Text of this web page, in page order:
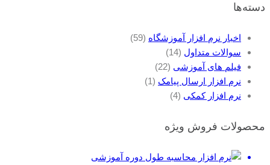
دسته‌ها
اخبار نرم افزار آموزشگاه (59)
سوالات متداول (14)
فیلم های آموزشی (22)
نرم افزار ارسال پیامک (1)
نرم افزار کمکی (4)
محصولات فروش ویژه